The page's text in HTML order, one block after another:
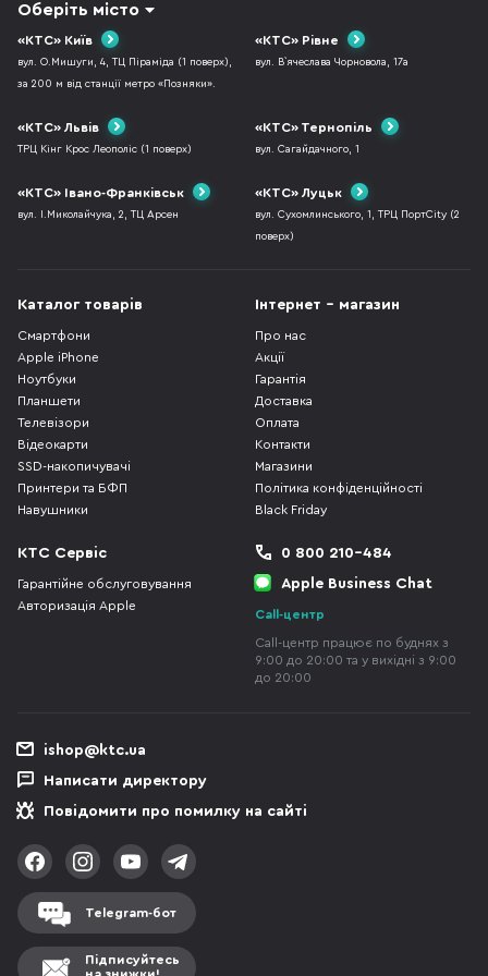
Оберіть місто
«КТС» Київ
вул. О.Мишуги, 4, ТЦ Піраміда (1 поверх),
за 200 м від станції метро «Позняки».
«КТС» Рівне
вул. В`ячеслава Чорновола, 17а
«КТС» Львів
ТРЦ Кінг Крос Леополіс (1 поверх)
«КТС» Тернопіль
вул. Сагайдачного, 1
«КТС» Івано-Франківськ
вул. І.Миколайчука, 2, ТЦ Арсен
«КТС» Луцьк
вул. Сухомлинського, 1, ТРЦ ПортCity (2
поверх)
Каталог товарів
Смартфони
Apple iPhone
Ноутбуки
Планшети
Телевізори
Відеокарти
SSD-накопичувачі
Принтери та БФП
Навушники
Інтернет - магазин
Про нас
Акції
Гарантія
Доставка
Оплата
Контакти
Магазини
Політика конфіденційності
Black Friday
КТС Сервіс
Гарантійне обслуговування
Авторизація Apple
0 800 210-484
Apple Business Chat
Call-центр
Call-центр працює по буднях з
9:00 до 20:00 та у вихідні з 9:00
до 20:00
ishop@ktc.ua
Написати директору
Повідомити про помилку на сайті
Telegram-бот
Підписуйтесь